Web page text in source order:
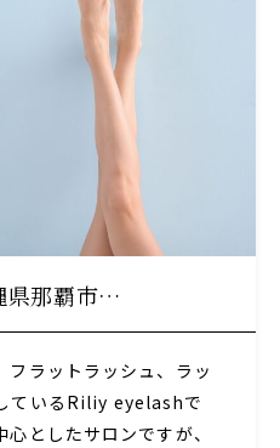
那覇市…
フラットラッシュ、ラッ
ているRiliy eyelashで
としたサロンですが、